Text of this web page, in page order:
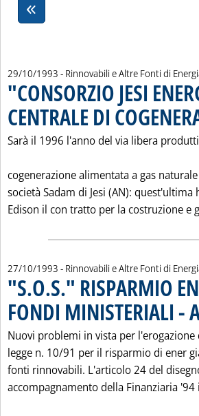
29/10/1993 - Rinnovabili e Altre Fonti di
"CONSORZIO JESI
CENTRALE DI
Sarà il 1996 l'anno del via libera
cogenerazione alimentata a gas
società Sadam di Jesi (AN):
Edison il con tratto per la costruzione e
27/10/1993 - Rinnovabili e Altre Fonti di
"S.O.S." RISPARMIO
FONDI MINISTERIALI -
Nuovi problemi in vista per
legge n. 10/91 per il risparmio di ener
fonti rinnovabili. L'articolo 24 del
accompagnamento della Finanziaria